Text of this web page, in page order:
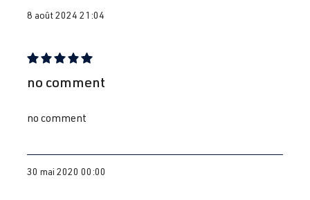
8 août 2024 21:04
Évaluation avec une note de 5 sur 5 étoiles
no comment
no comment
30 mai 2020 00:00